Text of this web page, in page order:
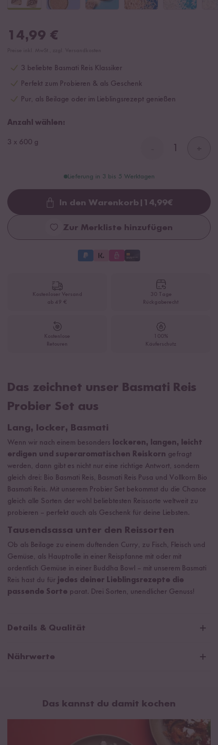
14,99 €
3 beliebte Basmati Reis Klassiker
Perfekt zum Probieren & als Geschenk
Pur, als Beilage oder im Lieblingsrezept genießen
Anzahl wählen:
3 x 600 g
Lieferung in 3 bis 5 Werktagen
Loading...
In den Warenkorb 14,99€
Zur Merkliste hinzufügen
Kostenloser Versand
ab 49 €
30 Tage
Rückgaberecht
Kostenlose
Retouren
100%
Käuferschutz
Das zeichnet unser Basmati Reis
Probier Set aus
Lang, locker, Basmati
Wenn wir nach einem besonders lockeren, langen, leicht
erdigen und superaromatischen Reiskorn gefragt
werden, dann gibt es nicht nur eine richtige Antwort, sondern
gleich drei: Bio Basmati Reis, Basmati Reis Pusa und Vollkorn Bio
Basmati Reis. Mit unserem Probier Set bekommst du die Chance
gleich alle Sorten der wohl beliebtesten Reissorte weltweit zu
probieren – perfekt auch als Geschenk für deine Liebsten.
Tausendsassa unter den Reissorten
Ob als Beilage zu einem duftenden Curry, zu Fisch, Fleisch und
Gemüse, als Hauptrolle in einer Reispfanne mit oder mit
ordentlich Gemüse in einer Buddha Bowl – mit unserem Basmati
Reis hast du für jedes deiner Lieblingsrezepte die
passende Sorte parat. Drei Sorten, unendlicher Genuss!
Details & Qualität
Nährwerte
Durchschnittliche Nährwerte pro 100g:
1526 kJ / 360 kcal
0,5 g
Das kannst du damit kochen